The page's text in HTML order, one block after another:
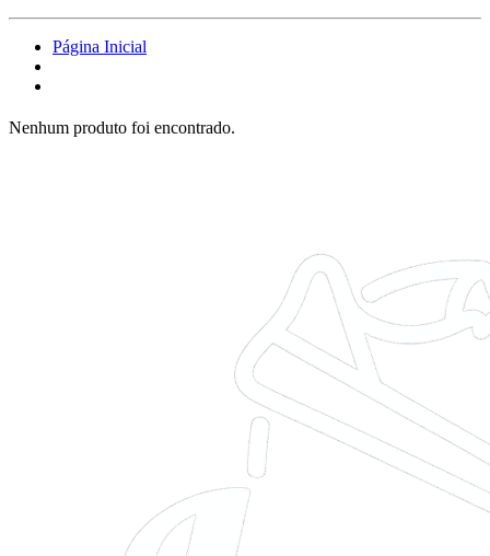
Página Inicial
Nenhum produto foi encontrado.